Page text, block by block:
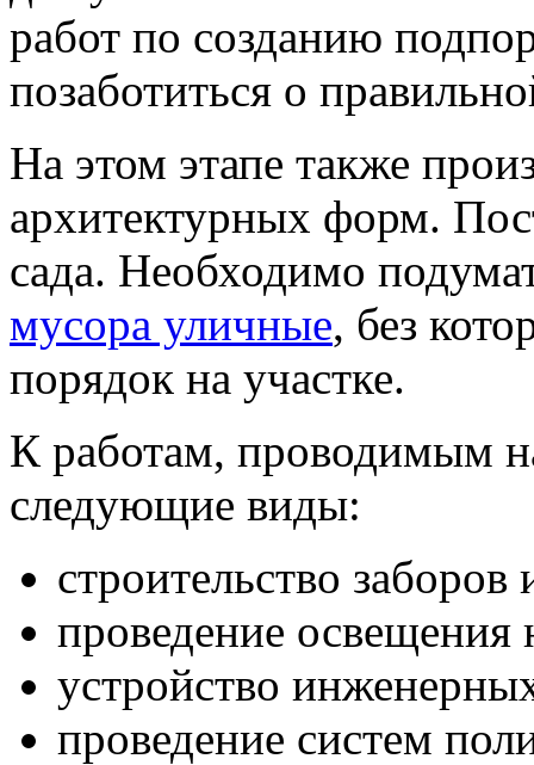
работ по созданию
позаботиться о
На этом этапе также
архитектурных форм.
сада. Необходимо
мусора уличные, без
порядок на участке.
К работам, проводимым
следующие виды:
строительство
проведение освещения
устройство
проведение систем